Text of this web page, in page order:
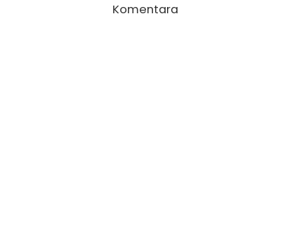
Komentara